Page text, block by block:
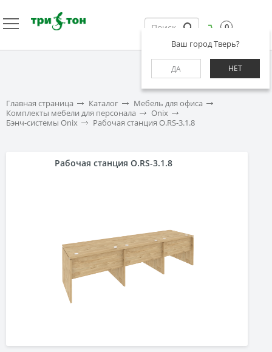
Ваш город Тверь?
ДА НЕТ
0
Главная страница Каталог
Мебель для офиса
Комплекты мебели для персонала
Onix
Бэнч-системы Onix
Рабочая станция O.RS-3.1.8
Рабочая станция O.RS-3.1.8